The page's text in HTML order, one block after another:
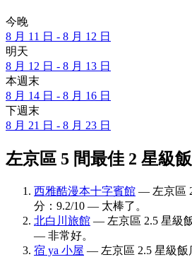
今晚
8 月 11 日 - 8 月 12 日
明天
8 月 12 日 - 8 月 13 日
本週末
8 月 14 日 - 8 月 16 日
下週末
8 月 21 日 - 8 月 23 日
左京區 5 間最佳 2 星級
西雅酷漫本十字賓館 — 左京區
分：9.2/10 — 太棒了。
北白川旅館 — 左京區 2.5 星級
— 非常好。
宿 ya 小屋 — 左京區 2.5 星級飯